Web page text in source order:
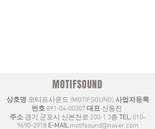
MOTIFSOUND
상호명 모티프사운드 (MOTIFSOUND) 사업자등록
번호 891-04-00307대표 신동진
주소 경기 군포시 산본천로 200-1 3층 TEL. 010-
9690-2918 E-MAIL motifsound@naver.com